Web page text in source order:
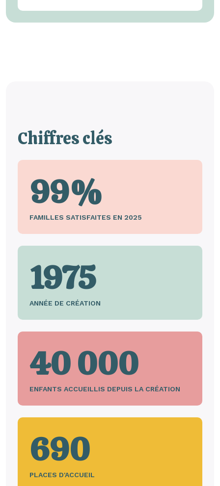
Chiffres clés
99%
FAMILLES SATISFAITES EN 2025
1975
ANNÉE DE CRÉATION
40 000
ENFANTS ACCUEILLIS DEPUIS LA CRÉATION
690
PLACES D'ACCUEIL